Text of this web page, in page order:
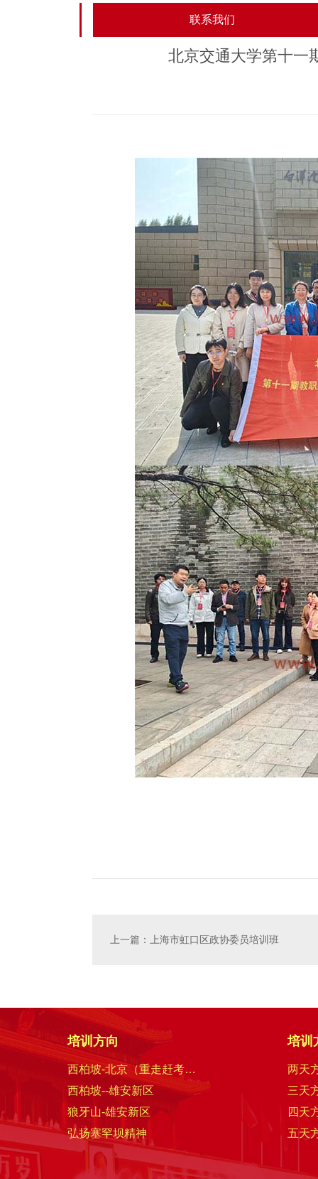
联系我们
北京交通大学第十一
上一篇：上海市虹口区政协委员培训班
培训方向
西柏坡-北京（重走赶考路）
西柏坡--雄安新区
狼牙山-雄安新区
弘扬塞罕坝精神
培训
两天
三天
四天
五天